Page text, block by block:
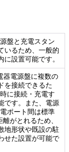
盤と充電スタン
いるため、一般的
に設置可能です。
器電源盤に複数の
を接続できるた
に接続・充電す
です。また、電源
ポート間は標準
離がとれるため、
地形状や既設の駐
せた設置が可能で